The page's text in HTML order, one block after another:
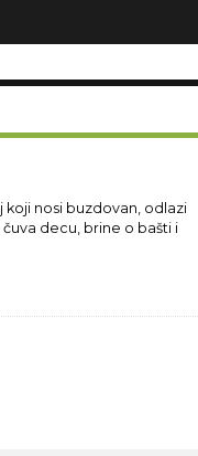
koji nosi buzdovan, odlazi
čuva decu, brine o bašti i